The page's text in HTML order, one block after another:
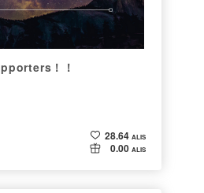
！！
28.64 ALIS
0.00 ALIS